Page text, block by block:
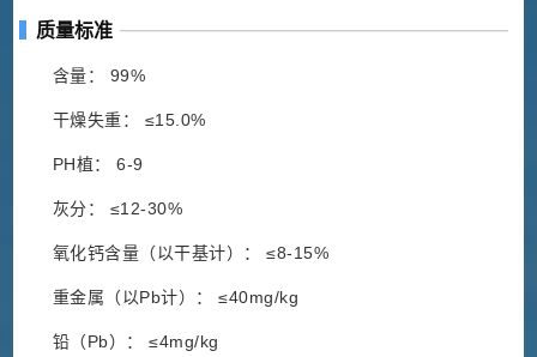
质量标准
含量： 99%
干燥失重： ≤15.0%
PH植： 6-9
灰分： ≤12-30%
氧化钙含量（以干基计）： ≤8-15%
重金属（以Pb计）： ≤40mg/kg
铅（Pb）： ≤4mg/kg